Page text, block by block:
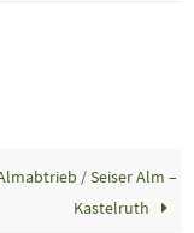
/ Seiser Alm –
Kastelruth